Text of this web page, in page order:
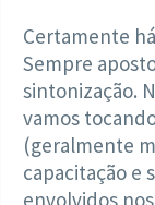
Certamente
Sempre
sintonização.
vamos
(geralmente
capacitação e
envolvidos